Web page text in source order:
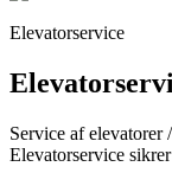
Elevatorservice
Service af
Elevatorservice